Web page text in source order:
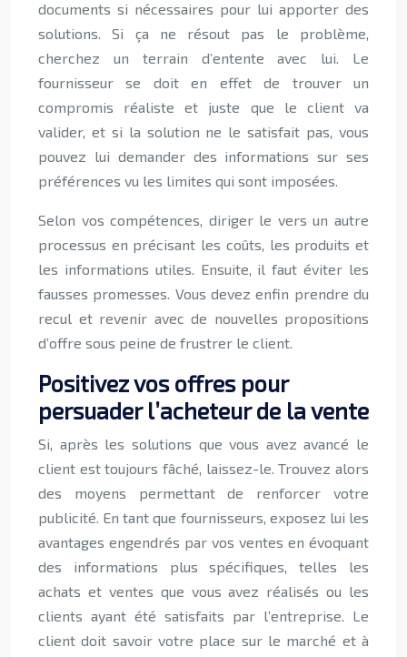
documents si nécessaires pour lui apporter des
solutions. Si ça ne résout pas le problème,
cherchez un terrain d’entente avec lui. Le
fournisseur se doit en effet de trouver un
compromis réaliste et juste que le client va
valider, et si la solution ne le satisfait pas, vous
pouvez lui demander des informations sur ses
préférences vu les limites qui sont imposées.
Selon vos compétences, diriger le vers un autre
processus en précisant les coûts, les produits et
les informations utiles. Ensuite, il faut éviter les
fausses promesses. Vous devez enfin prendre du
recul et revenir avec de nouvelles propositions
d’offre sous peine de frustrer le client.
Positivez vos offres pour
persuader l’acheteur de la vente
Si, après les solutions que vous avez avancé le
client est toujours fâché, laissez-le. Trouvez alors
des moyens permettant de renforcer votre
publicité. En tant que fournisseurs, exposez lui les
avantages engendrés par vos ventes en évoquant
des informations plus spécifiques, telles les
achats et ventes que vous avez réalisés ou les
clients ayant été satisfaits par l’entreprise. Le
client doit savoir votre place sur le marché et à